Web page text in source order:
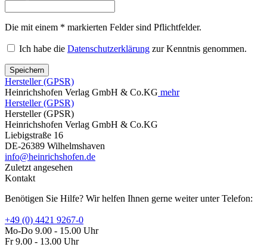
Die mit einem * markierten Felder sind Pflichtfelder.
Ich habe die Datenschutzerklärung zur Kenntnis genommen.
Speichern
Hersteller (GPSR)
Heinrichshofen Verlag GmbH & Co.KG mehr
Hersteller (GPSR)
Hersteller (GPSR)
Heinrichshofen Verlag GmbH & Co.KG
Liebigstraße 16
DE-26389 Wilhelmshaven
info@heinrichshofen.de
Zuletzt angesehen
Kontakt
Benötigen Sie Hilfe? Wir helfen Ihnen gerne weiter unter Telefon:
+49 (0) 4421 9267-0
Mo-Do 9.00 - 15.00 Uhr
Fr 9.00 - 13.00 Uhr